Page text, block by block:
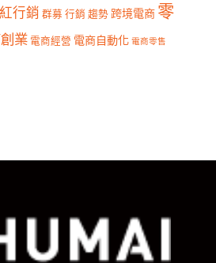
行銷 群募 行銷 趨勢 跨境電商 零
業 電商經營 電商自動化 電商零售